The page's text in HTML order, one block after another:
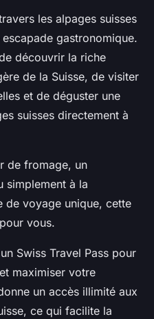
les alpages suisses
gastronomique.
découvrir la riche
de la Suisse, de visiter
et de déguster une
suisses directement à
de fromage, un
simplement à la
de voyage unique, cette
vous.
Swiss Travel Pass pour
maximiser votre
un accès illimité aux
ce qui facilite la